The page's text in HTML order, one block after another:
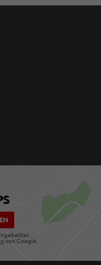
von Google.